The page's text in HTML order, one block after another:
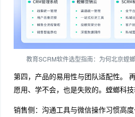
教育SCRM软件选型指南：为何北京螳
第四，产品的易用性与团队适配性。
愿用、学不会，也是失败的。螳螂科技
销售侧：沟通工具与微信操作习惯高